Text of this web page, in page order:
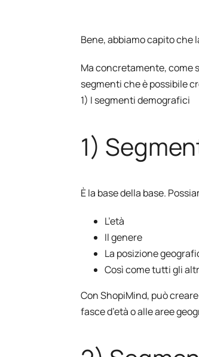
Bene, abbiamo capito che
Ma concretamente, come
segmenti che è possibile
1) I segmenti demografici
1)
È la base della base.
L’età
Il genere
La posizione
Così come tutti gli
Con ShopiMind, può
fasce d’età o alle aree